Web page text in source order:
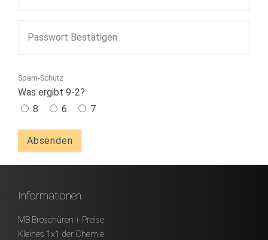
Spam-Schutz
Was ergibt 9-2?
8
6 7
Informationen
MB Broschüren + Preise
Kleines 1x1 der Chemie